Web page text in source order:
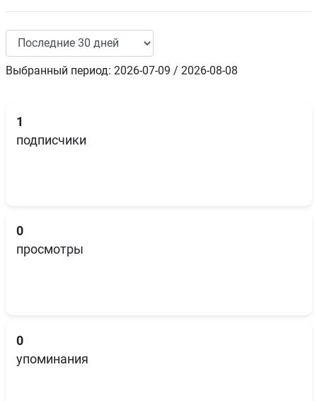
Выбранный период: 2026-07-09 / 2026-08-08
1
подписчики
0
просмотры
0
упоминания